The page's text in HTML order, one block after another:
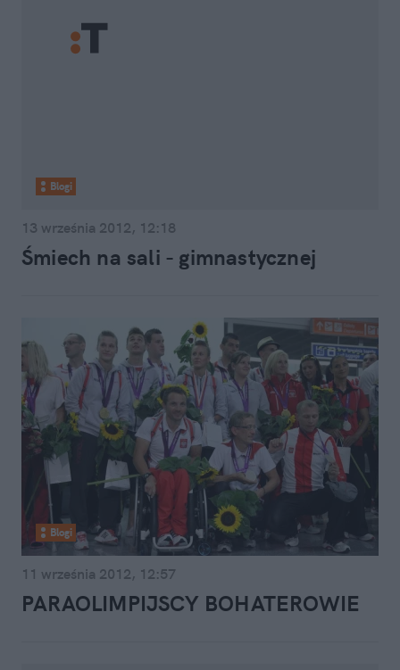
Blogi
13 września 2012, 12:18
Śmiech na sali - gimnastycznej
Blogi
11 września 2012, 12:57
PARAOLIMPIJSCY BOHATEROWIE